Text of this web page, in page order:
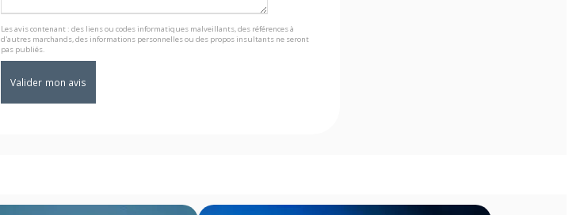
Les avis contenant : des liens ou codes informatiques malveillants, des références à
d'autres marchands, des informations personnelles ou des propos insultants ne seront
pas publiés.